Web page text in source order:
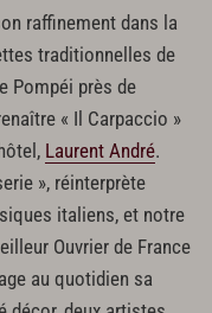
raffinement dans la
traditionnelles de
Pompéi près de
« Il Carpaccio »
Laurent André.
», réinterprète
italiens, et notre
Ouvrier de France
au quotidien sa